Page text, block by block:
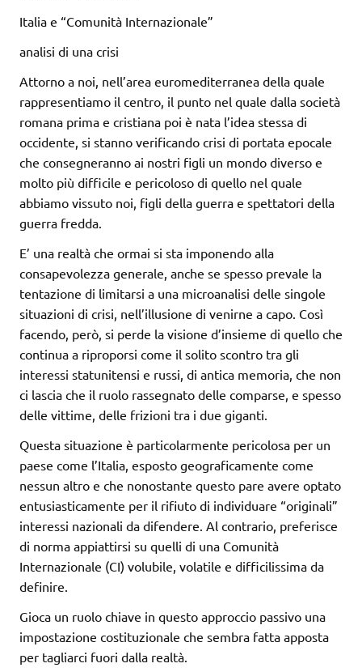
Italia e “Comunità Internazionale”
analisi di una crisi
Attorno a noi, nell’area euromediterranea della quale
rappresentiamo il centro, il punto nel quale dalla società
romana prima e cristiana poi è nata l’idea stessa di
occidente, si stanno verificando crisi di portata epocale
che consegneranno ai nostri figli un mondo diverso e
molto più difficile e pericoloso di quello nel quale
abbiamo vissuto noi, figli della guerra e spettatori della
guerra fredda.
E’ una realtà che ormai si sta imponendo alla
consapevolezza generale, anche se spesso prevale la
tentazione di limitarsi a una microanalisi delle singole
situazioni di crisi, nell’illusione di venirne a capo. Così
facendo, però, si perde la visione d’insieme di quello che
continua a riproporsi come il solito scontro tra gli
interessi statunitensi e russi, di antica memoria, che non
ci lascia che il ruolo rassegnato delle comparse, e spesso
delle vittime, delle frizioni tra i due giganti.
Questa situazione è particolarmente pericolosa per un
paese come l’Italia, esposto geograficamente come
nessun altro e che nonostante questo pare avere optato
entusiasticamente per il rifiuto di individuare “originali”
interessi nazionali da difendere. Al contrario, preferisce
di norma appiattirsi su quelli di una Comunità
Internazionale (CI) volubile, volatile e difficilissima da
definire.
Gioca un ruolo chiave in questo approccio passivo una
impostazione costituzionale che sembra fatta apposta
per tagliarci fuori dalla realtà.